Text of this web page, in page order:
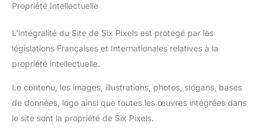
Propriété Intellectuelle
L’intégralité du Site de Six Pixels est protégé par les
législations Françaises et Internationales relatives à la
propriété intellectuelle.
Le contenu, les images, illustrations, photos, slogans, bases
de données, logo ainsi que toutes les œuvres intégrées dans
le site sont la propriété de Six Pixels.